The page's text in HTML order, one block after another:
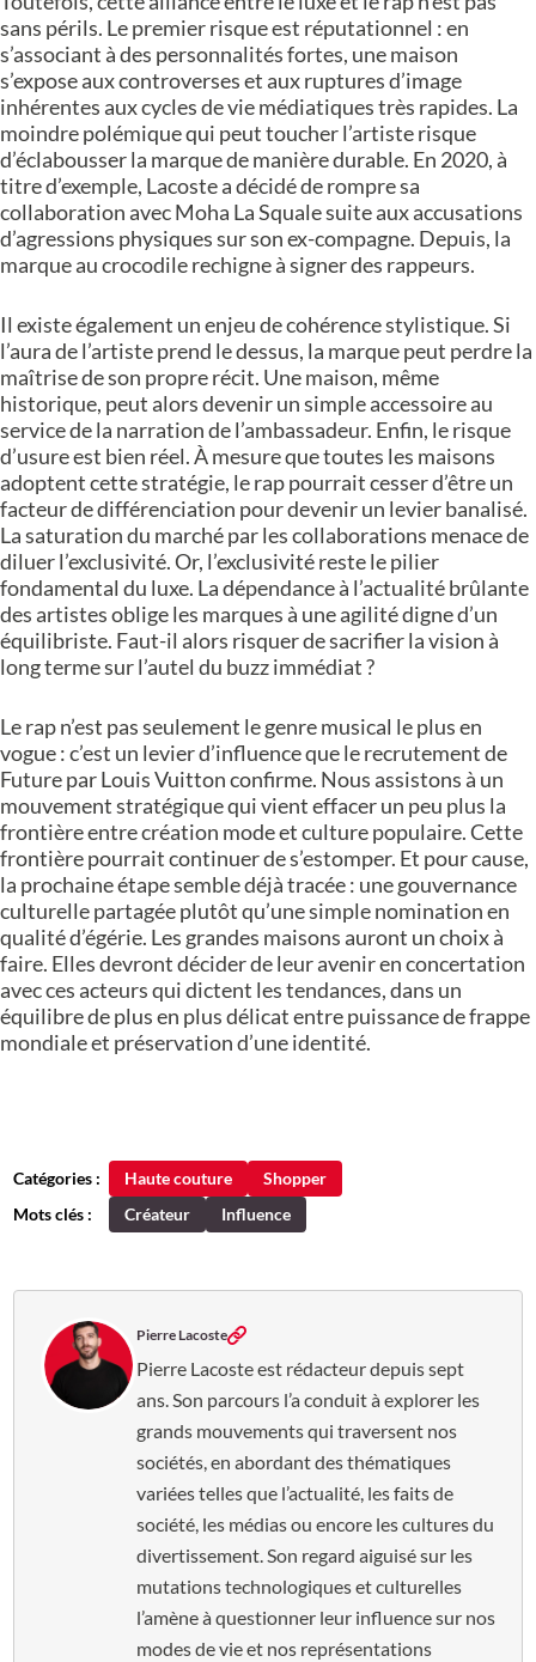
sans périls. Le premier risque est réputationnel : en
s’associant à des personnalités fortes, une maison
s’expose aux controverses et aux ruptures d’image
inhérentes aux cycles de vie médiatiques très rapides. La
moindre polémique qui peut toucher l’artiste risque
d’éclabousser la marque de manière durable. En 2020, à
titre d’exemple, Lacoste a décidé de rompre sa
collaboration avec Moha La Squale suite aux accusations
d’agressions physiques sur son ex-compagne. Depuis, la
marque au crocodile rechigne à signer des rappeurs.
Il existe également un enjeu de cohérence stylistique. Si
l’aura de l’artiste prend le dessus, la marque peut perdre la
maîtrise de son propre récit. Une maison, même
historique, peut alors devenir un simple accessoire au
service de la narration de l’ambassadeur. Enfin, le risque
d’usure est bien réel. À mesure que toutes les maisons
adoptent cette stratégie, le rap pourrait cesser d’être un
facteur de différenciation pour devenir un levier banalisé.
La saturation du marché par les collaborations menace de
diluer l’exclusivité. Or, l’exclusivité reste le pilier
fondamental du luxe. La dépendance à l’actualité brûlante
des artistes oblige les marques à une agilité digne d’un
équilibriste. Faut-il alors risquer de sacrifier la vision à
long terme sur l’autel du buzz immédiat ?
Le rap n’est pas seulement le genre musical le plus en
vogue : c’est un levier d’influence que le recrutement de
Future par Louis Vuitton confirme. Nous assistons à un
mouvement stratégique qui vient effacer un peu plus la
frontière entre création mode et culture populaire. Cette
frontière pourrait continuer de s’estomper. Et pour cause,
la prochaine étape semble déjà tracée : une gouvernance
culturelle partagée plutôt qu’une simple nomination en
qualité d’égérie. Les grandes maisons auront un choix à
faire. Elles devront décider de leur avenir en concertation
avec ces acteurs qui dictent les tendances, dans un
équilibre de plus en plus délicat entre puissance de frappe
mondiale et préservation d’une identité.
Catégories : Haute couture
Shopper
Mots clés :
Créateur Influence
Pierre Lacoste
Pierre Lacoste est rédacteur depuis sept
ans. Son parcours l’a conduit à explorer les
grands mouvements qui traversent nos
sociétés, en abordant des thématiques
variées telles que l’actualité, les faits de
société, les médias ou encore les cultures du
divertissement. Son regard aiguisé sur les
mutations technologiques et culturelles
l’amène à questionner leur influence sur nos
modes de vie et nos représentations